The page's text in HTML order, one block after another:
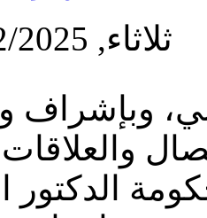
ثلاثاء, 12/02/2025 - 10:39
وبإشراف
الدكتور